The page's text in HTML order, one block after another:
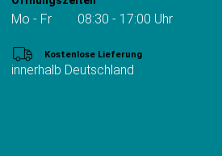
Mo - Fr 08:30 - 17:00 Uhr
Kostenlose Lieferung
innerhalb Deutschland